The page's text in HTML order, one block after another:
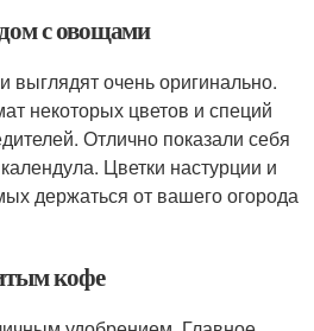
с овощами
выглядят очень оригинально.
некоторых цветов и специй
Отлично показали себя
Цветки настурции и
держаться от вашего огорода
кофе